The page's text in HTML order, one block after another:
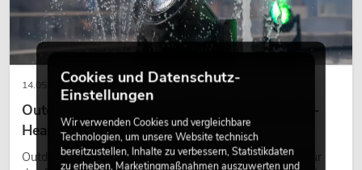
EUROLITE Set 4x AKKU TL-3 QCL
14.05.2026
Outdoor Moving-Heads: Wetterfeste Moving-
Heads bei Events
Outdoor Moving-Heads sind bewegliche Scheinwerfer für
Cookies und Datenschutz-
Einstellungen
Wir verwenden Cookies und vergleichbare
Technologien, um unsere Website technisch
bereitzustellen, Inhalte zu verbessern, Statistikdaten
zu erheben, Marketingmaßnahmen auszuwerten und